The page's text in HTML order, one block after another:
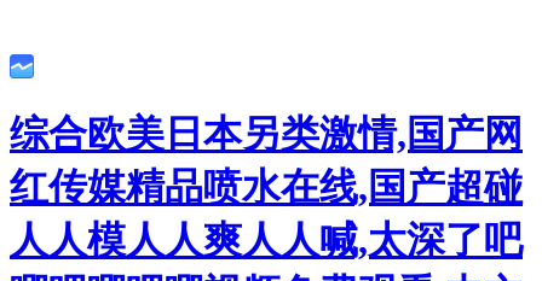
综合欧美日本另类激情,国产网
红传媒精品喷水在线,国产超碰
人人模人人爽人人喊,太深了吧